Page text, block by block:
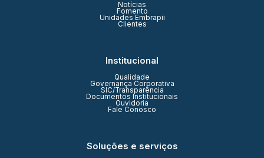
Notícias
Fomento
Unidades Embrapii
Clientes
Institucional
Qualidade
Governança Corporativa
SIC/Transparência
Documentos Institucionais
Ouvidoria
Fale Conosco
Soluções e serviços